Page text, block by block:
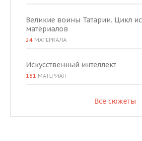
Великие воины Татарии. Цикл
материалов
24 МАТЕРИАЛА
Искусственный интеллект
181 МАТЕРИАЛ
Все сюжеты